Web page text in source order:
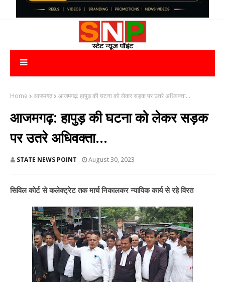
Home आजमगढ़ आजमगढ़: हापुड़ की घटना को लेकर सड़क पर उतरे अधिवक्ता...
आजमगढ़: हापुड़ की घटना को लेकर सड़क
पर उतरे अधिवक्ता...
STATE NEWS POINT August 30, 2023
सिविल कोर्ट से कलेक्ट्रेट तक मार्च निकालकर न्यायिक कार्य से रहे विरत